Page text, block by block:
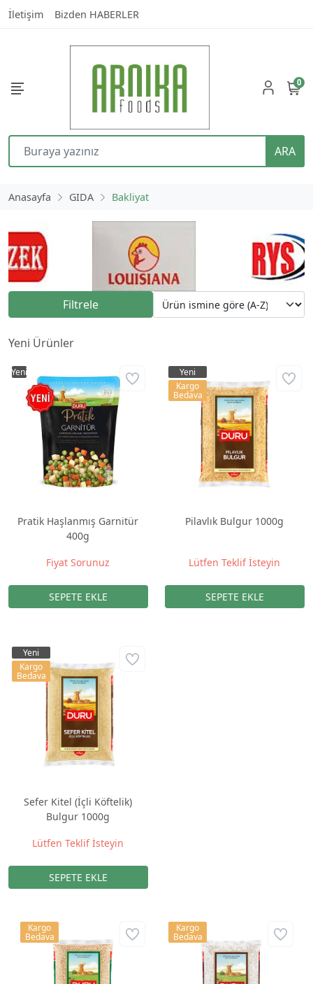
İletişim Bizden HABERLER
ARA
0
Anasayfa GIDA Bakliyat
Filtrele
Yeni Ürünler
Pratik Haşlanmış Garnitür
400g
Fiyat Sorunuz
Yeni
Pilavlık Bulgur 1000g
Lütfen Teklif İsteyin
Yeni
Kargo
Bedava
Sefer Kitel (İçli Köftelik)
Bulgur 1000g
Lütfen Teklif İsteyin
Yeni
Kargo
Bedava
Kargo
Bedava
Kargo
Bedava